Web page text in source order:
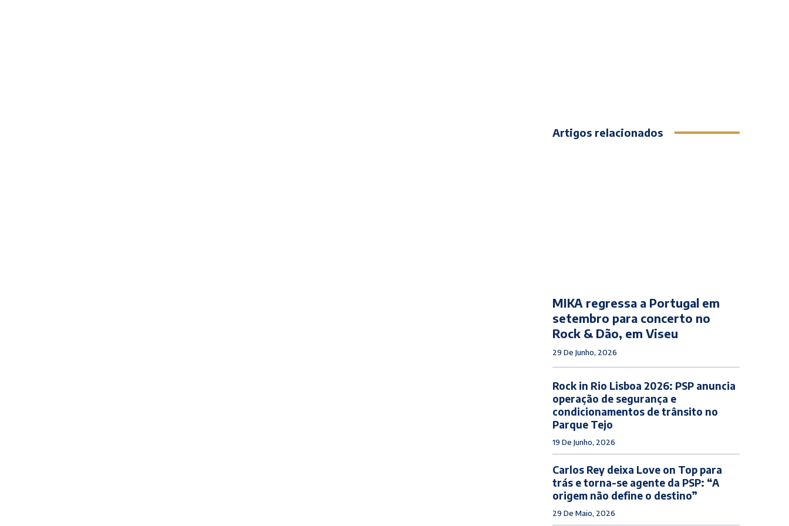
Artigos relacionados
MIKA regressa a Portugal em
setembro para concerto no
Rock & Dão, em Viseu
29 De Junho, 2026
Rock in Rio Lisboa 2026: PSP anuncia
operação de segurança e
condicionamentos de trânsito no
Parque Tejo
19 De Junho, 2026
Carlos Rey deixa Love on Top para
trás e torna-se agente da PSP: “A
origem não define o destino”
29 De Maio, 2026